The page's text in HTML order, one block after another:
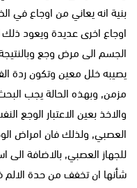
بنية انه يعاني من اوجاع في
اوجاع اخرى عديدة ويعود
الجسم الى مرض وجع
يصيبه خلل معين وتكون ردة
مزمن, وبهذه الحالة يجب
والاخذ بعين الاعتبار الوجع
العصبي, ولذلك فان امراض
للجهاز العصبي, بالاضافة الى
شأنها ان تخفف من حدة الالم